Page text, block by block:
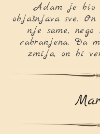
Adam je bio
objašnjava sve.
nje same,
zabranjena. Da
zmija, on bi